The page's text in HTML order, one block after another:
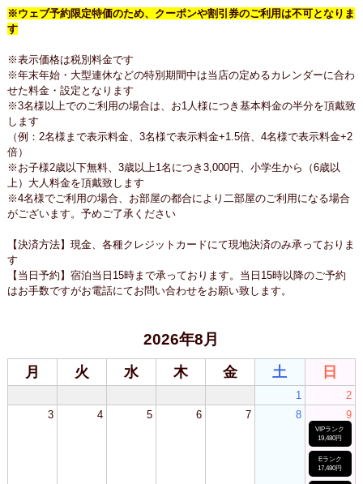
※ウェブ予約限定特価のため、クーポンや割引券のご利用は不可となりま
す
※表示価格は税別料金です
※年末年始・大型連休などの特別期間中は当店の定めるカレンダーに合わ
せた料金・設定となります
※3名様以上でのご利用の場合は、お1人様につき基本料金の半分を頂戴致
します
（例：2名様まで表示料金、3名様で表示料金+1.5倍、4名様で表示料金+2
倍）
※お子様2歳以下無料、3歳以上1名につき3,000円、小学生から（6歳以
上）大人料金を頂戴致します
※4名様でご利用の場合、お部屋の都合により二部屋のご利用になる場合
がございます。予めご了承ください
【決済方法】現金、各種クレジットカードにて現地決済のみ承っておりま
す
【当日予約】宿泊当日15時まで承っております。当日15時以降のご予約
はお手数ですがお電話にてお問い合わせをお願い致します。
2026年8月
月 火 水 木 金 土 日
1
2
3
4 5 6 7 8 9
VIPランク
19,480円
Eランク
17,480円